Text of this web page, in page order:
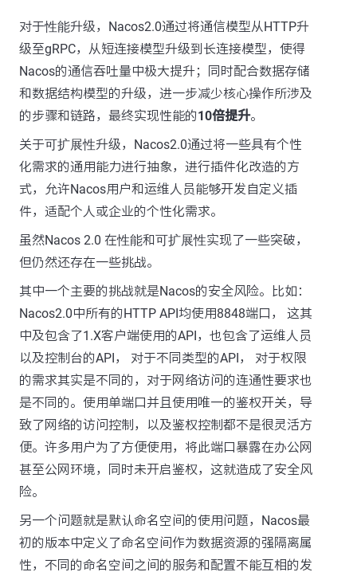
对于性能升级，Nacos2.0通过将通信模型从HTTP升
级至gRPC，从短连接模型升级到长连接模型，使得
Nacos的通信吞吐量中极大提升；同时配合数据存储
和数据结构模型的升级，进一步减少核心操作所涉及
的步骤和链路，最终实现性能的10倍提升。
关于可扩展性升级，Nacos2.0通过将一些具有个性
化需求的通用能力进行抽象，进行插件化改造的方
式，允许Nacos用户和运维人员能够开发自定义插
件，适配个人或企业的个性化需求。
虽然Nacos 2.0 在性能和可扩展性实现了一些突破，
但仍然还存在一些挑战。
其中一个主要的挑战就是Nacos的安全风险。比如：
Nacos2.0中所有的HTTP API均使用8848端口， 这其
中及包含了1.X客户端使用的API，也包含了运维人员
以及控制台的API， 对于不同类型的API， 对于权限
的需求其实是不同的，对于网络访问的连通性要求也
是不同的。使用单端口并且使用唯一的鉴权开关，导
致了网络的访问控制，以及鉴权控制都不是很灵活方
便。许多用户为了方便使用，将此端口暴露在办公网
甚至公网环境，同时未开启鉴权，这就造成了安全风
险。
另一个问题就是默认命名空间的使用问题，Nacos最
初的版本中定义了命名空间作为数据资源的强隔离属
性，不同的命名空间之间的服务和配置不能互相的发